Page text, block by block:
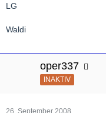
LG
Waldi
oper337
INAKTIV
26. September 2008